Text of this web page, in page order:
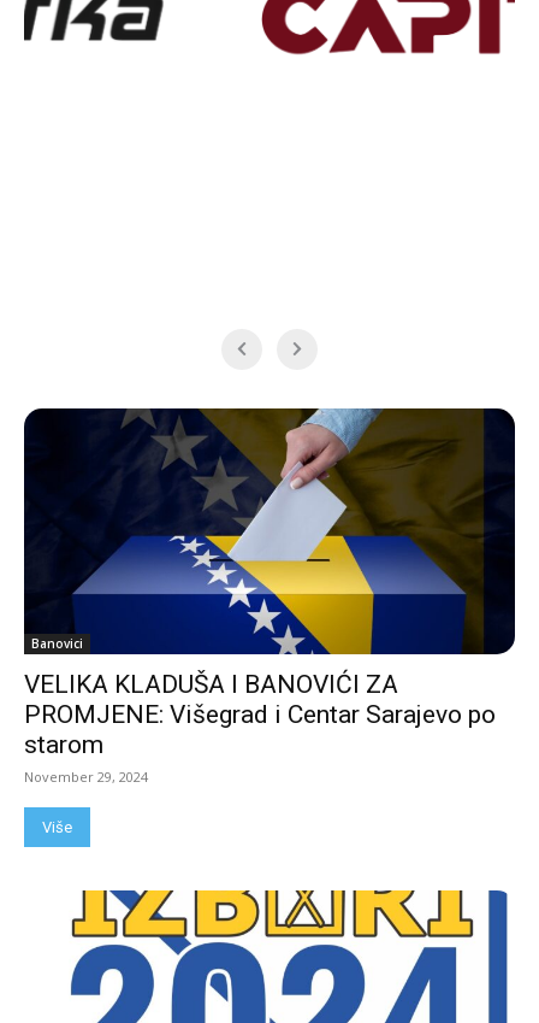
Banovici
VELIKA KLADUŠA I BANOVIĆI ZA
PROMJENE: Višegrad i Centar Sarajevo po
starom
November 29, 2024
Više